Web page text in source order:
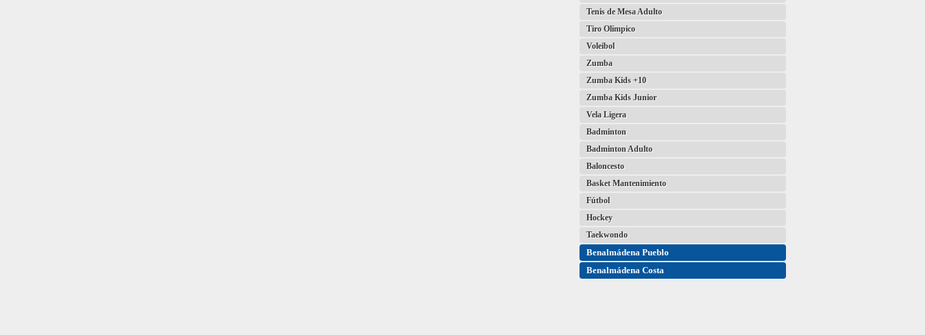
Tenis de Mesa Adulto
Tiro Olímpico
Voleibol
Zumba
Zumba Kids +10
Zumba Kids Junior
Vela Ligera
Badminton
Badminton Adulto
Baloncesto
Basket Mantenimiento
Fútbol
Hockey
Taekwondo
Benalmádena Pueblo
Benalmádena Costa